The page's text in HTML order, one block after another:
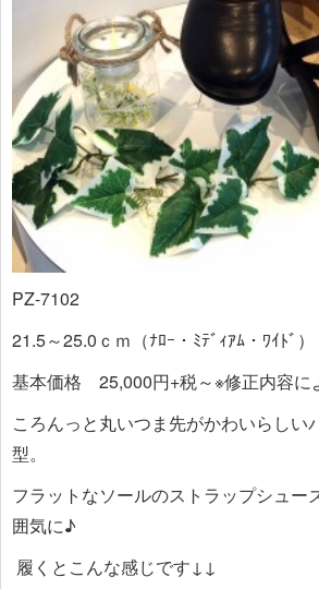
PZ-7102
21.5～25.0ｃｍ（ﾅﾛｰ・ﾐﾃﾞｨｱﾑ・ﾜｲﾄﾞ）
基本価格 25,000円+税～※修正内容に
ころんっと丸いつま先がかわいらしい
型。
フラットなソールのストラップシュー
囲気に♪
履くとこんな感じです↓↓